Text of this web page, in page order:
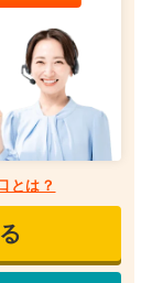
とは？